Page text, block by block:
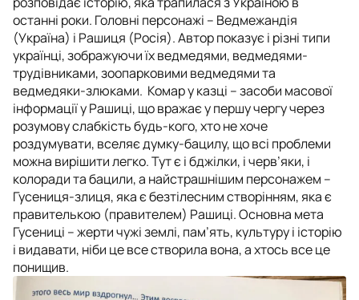
останні роки. Головні персонажі – Ведмежандія
(Україна) і Рашиця (Росія). Автор показує і різні типи
українці, зображуючи їх ведмедями, ведмедями-
трудівниками, зоопарковими ведмедями та
ведмедяки-злюками. Комар у казці – засоби масової
інформації у Рашиці, що вражає у першу чергу через
розумову слабкість будь-кого, хто не хоче
роздумувати, вселяє думку-бацилу, що всі проблеми
можна вирішити легко. Тут є і бджілки, і черв’яки, і
колоради та бацили, а найстрашнішим персонажем –
Гусениця-злиця, яка є безтілесним створінням, яка є
правителькою (правителем) Рашиці. Основна мета
Гусениці – жерти чужі землі, пам’ять, культуру і історію
і видавати, ніби це все створила вона, а хтось все це
понищив.